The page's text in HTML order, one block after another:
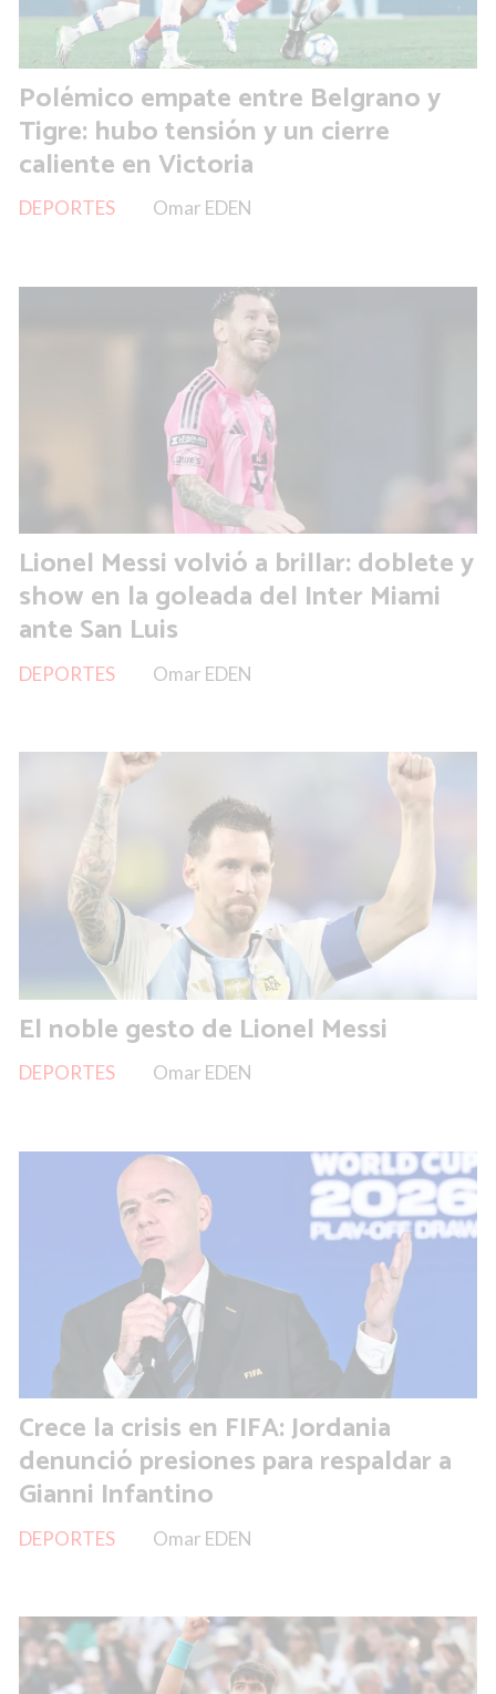
Polémico empate entre Belgrano y
Tigre: hubo tensión y un cierre
caliente en Victoria
Omar EDEN
DEPORTES
Lionel Messi volvió a brillar: doblete y
show en la goleada del Inter Miami
ante San Luis
Omar EDEN
DEPORTES
El noble gesto de Lionel Messi
Omar EDEN
DEPORTES
Crece la crisis en FIFA: Jordania
denunció presiones para respaldar a
Gianni Infantino
Omar EDEN
DEPORTES